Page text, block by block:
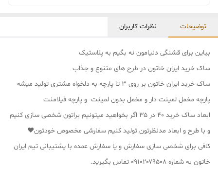
توضیحات نظرات کاربران
بیاین برای قشنگی دنیامون نه بگیم به پلاستیک
ساک خرید ایران خاتون در طرح های متنوع و جذاب
ساک خرید ایران خاتون بر روی ۳ تا پارچه به دلخواه مشتری تولید میشه
پارچه مخمل لمینت دار و مخمل بدون لمینت و پارچه فیلامنت
ابعاد ساک خرید ۴۰ در ۳۵ اگر بخواهید میتونیم براتون شخصی سازی کنیم
و با طرح و ابعاد مدنظرتون تولید کنیم سفارشی مخصوص خودتون❤
کافی برای شخصی سازی سفارش و یا سفارش عمده با پشتیبانی تیم ایران
خاتون به شماره ۰۹۱۰۲۰۷۹۵۰۸ تماس بگیرید.